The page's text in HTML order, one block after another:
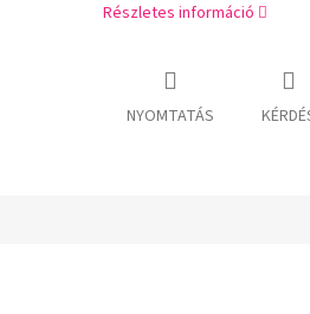
Részletes információ
NYOMTATÁS